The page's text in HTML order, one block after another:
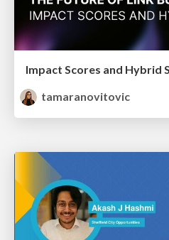
tamaranovitovic